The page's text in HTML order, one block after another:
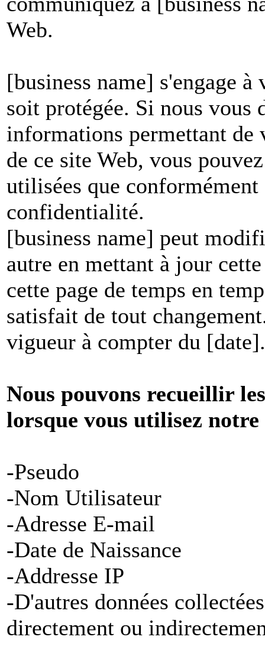
Web.
[business name] s'engage
soit protégée. Si nous vous
informations permettant
de ce site Web, vous
utilisées que
confidentialité.
[business name] peut
autre en mettant à jour
cette page de temps en
satisfait de tout
vigueur à compter du [date].
Nous pouvons recueillir
lorsque vous utilisez notre
-Pseudo
-Nom Utilisateur
-Adresse E-mail
-Date de Naissance
-Addresse IP
-D'autres données
directement ou